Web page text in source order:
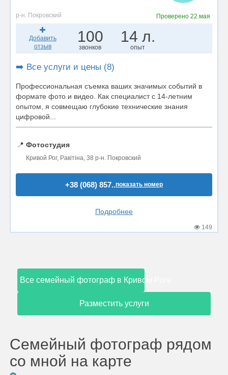
р-н. Покровский Проверено22 мая
Добавить
отзыв
100
звонков
14 л.
опыт
➡️ Все услуги и цены (8)
Профессиональная съемка ваших значимых событий в
формате фото и видео. Как специалист с 14-летним
опытом, я совмещаю глубокие технические знания
цифровой...
📍 Фотостудия
Кривой Рог, Ракітіна, 38 р-н. Покровский
+38 (068) 857..показать номер
Подробнее
149
Все семейный фотограф в Кривом Роге
Разместить услуги
Семейный фотограф рядом
со мной на карте